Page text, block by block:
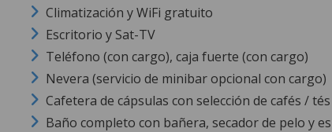
Climatización y WiFi gratuito
Escritorio y Sat-TV
Teléfono (con cargo), caja fuerte (con cargo)
Nevera (servicio de minibar opcional con cargo)
Cafetera de cápsulas con selección de cafés /
Baño completo con bañera, secador de pelo y